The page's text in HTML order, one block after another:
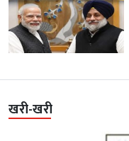
खरी-खरी